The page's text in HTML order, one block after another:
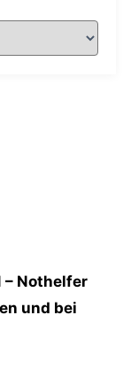
– Nothelfer
und bei